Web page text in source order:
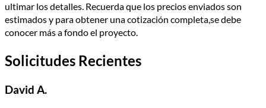
ultimar los detalles. Recuerda que los precios enviados son
estimados y para obtener una cotización completa,se debe
conocer más a fondo el proyecto.
Solicitudes Recientes
David A.